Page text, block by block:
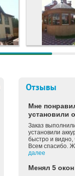
Отзывы
Мне
установили
Заказ
установили
быстро и видно,
Всем спасибо.
далее
Менял 5 окон